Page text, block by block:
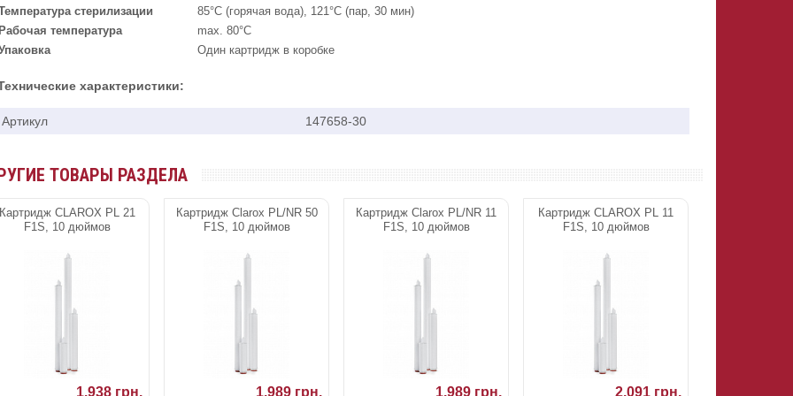
стерилизации
85°C (горячая вода), 121°C (пар, 30 мин)
температура
max. 80°C
Один картридж в коробке
характеристики:
Артикул 147658-30
ТОВАРЫ РАЗДЕЛА
CLAROX PL 21
F1S, 10 дюймов
1.938 грн.
Картридж Clarox PL/NR 50
F1S, 10 дюймов
1.989 грн.
Картридж Clarox PL/NR 11
F1S, 10 дюймов
1.989 грн.
Картридж CLAROX PL 11
F1S, 10 дюймов
2.091 грн.